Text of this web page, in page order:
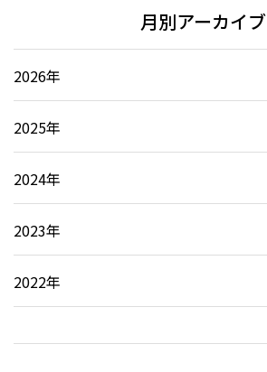
月別アーカイブ
2026年
2025年
2024年
2023年
2022年